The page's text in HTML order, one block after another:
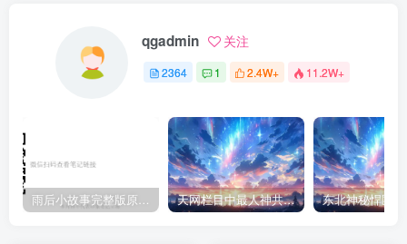
qgadmin 关注
2364 1 2.4W+ 11.2W+
雨后小故事完整版原片动态图（图+文字解说版） 天网栏目中最人神共愤的一期《消失的夫妻》